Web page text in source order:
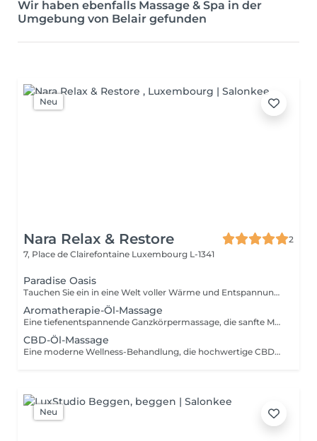
Wir haben ebenfalls Massage & Spa in der
Umgebung von Belair gefunden
Neu
Nara Relax & Restore
2
7, Place de Clairefontaine Luxembourg L-1341
Paradise Oasis
Tauchen Sie ein in eine Welt voller Wärme und Entspannung. Dieses luxuriöse Wellness-Ritual kombiniert eine 90-minütige Hot-Stone-Massage mit einer 30-minütigen Thailändischen Fußreflexzonenmassage. Die Behandlung hilft, tiefliegende Verspannungen zu lösen, die Durchblutung zu fördern und Körper und Geist wieder in Einklang zu bringen. Enthalten sind: Hot-Stone-Massage 90 Min. Thailändische Fußreflexzonenmassage 30 Min.
Aromatherapie-Öl-Massage
Eine tiefenentspannende Ganzkörpermassage, die sanfte Massagetechniken mit sorgfältig ausgewählten ätherischen Ölen kombiniert. Die wohltuenden Düfte und fließenden Bewegungen helfen, Muskelverspannungen zu lösen, Stress abzubauen, den Geist zu beruhigen und ein nachhaltiges Gefühl von Wohlbefinden zu fördern.
CBD-Öl-Massage
Eine moderne Wellness-Behandlung, die hochwertige CBD-Öle mit entspannenden Massagetechniken verbindet. Ideal für alle, die sich eine Auszeit vom hektischen Alltag gönnen möchten. Die Behandlung hilft, Muskelspannungen zu lösen und sorgt für ein angenehmes körperliches Wohlgefühl.
Neu